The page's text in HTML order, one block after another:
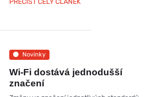
Novinky
Wi-Fi dostává jednodušší
značení